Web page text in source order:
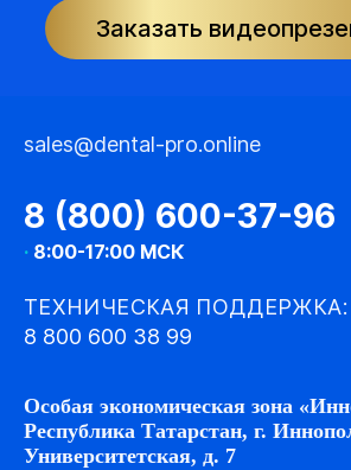
Заказать
sales@dental-pro.online
8 (800) 600-37-96
· 8:00-17:00 МСК
ТЕХНИЧЕСКАЯ ПОДДЕРЖКА:
8 800 600 38 99
Особая экономическая зона
Республика Татарстан, г.
Университетская, д. 7